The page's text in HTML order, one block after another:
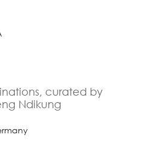
curated by
Ndikung